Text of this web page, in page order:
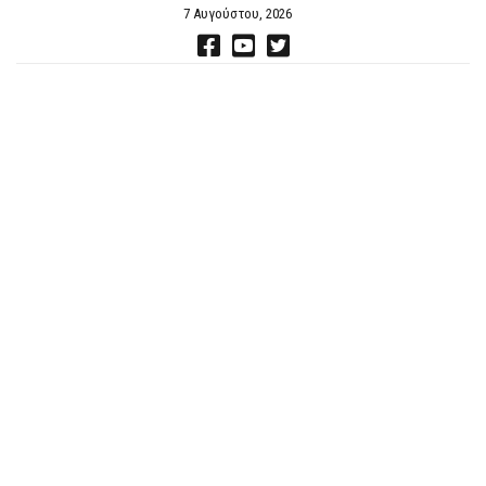
7 Αυγούστου, 2026